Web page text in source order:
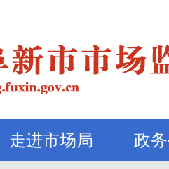
走进市场局 政